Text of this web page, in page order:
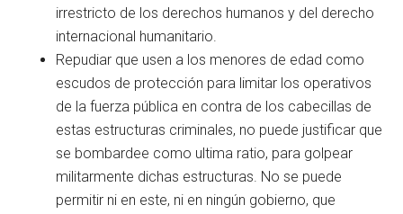
irrestricto de los derechos humanos y del derecho
internacional humanitario.
Repudiar que usen a los menores de edad como
escudos de protección para limitar los operativos
de la fuerza pública en contra de los cabecillas de
estas estructuras criminales, no puede justificar que
se bombardee como ultima ratio, para golpear
militarmente dichas estructuras. No se puede
permitir ni en este, ni en ningún gobierno, que